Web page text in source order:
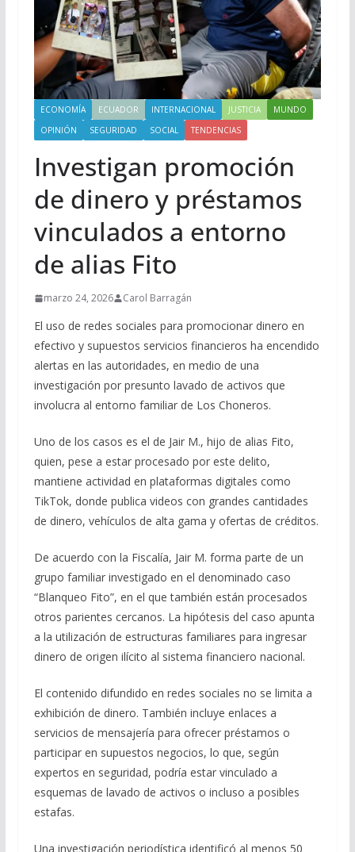
ECONOMÍA ECUADOR INTERNACIONAL JUSTICIA
MUNDO
OPINIÓN
SEGURIDAD SOCIAL TENDENCIAS
Investigan promoción
de dinero y préstamos
vinculados a entorno
de alias Fito
marzo 24, 2026 Carol Barragán
El uso de redes sociales para promocionar dinero en
efectivo y supuestos servicios financieros ha encendido
alertas en las autoridades, en medio de una
investigación por presunto lavado de activos que
involucra al entorno familiar de Los Choneros.
Uno de los casos es el de Jair M., hijo de alias Fito,
quien, pese a estar procesado por este delito,
mantiene actividad en plataformas digitales como
TikTok, donde publica videos con grandes cantidades
de dinero, vehículos de alta gama y ofertas de créditos.
De acuerdo con la Fiscalía, Jair M. forma parte de un
grupo familiar investigado en el denominado caso
“Blanqueo Fito”, en el que también están procesados
otros parientes cercanos. La hipótesis del caso apunta
a la utilización de estructuras familiares para ingresar
dinero de origen ilícito al sistema financiero nacional.
El contenido difundido en redes sociales no se limita a
exhibición de dinero. También incluye enlaces a
servicios de mensajería para ofrecer préstamos o
participar en supuestos negocios, lo que, según
expertos en seguridad, podría estar vinculado a
esquemas de lavado de activos o incluso a posibles
estafas.
Una investigación periodística identificó al menos 50